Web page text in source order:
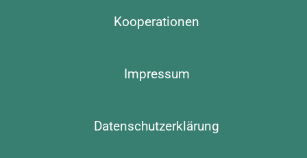
Kooperationen
Impressum
Datenschutzerklärung